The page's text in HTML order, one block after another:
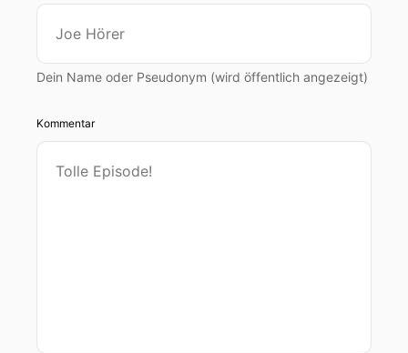
Dein Name oder Pseudonym (wird öffentlich angezeigt)
Kommentar